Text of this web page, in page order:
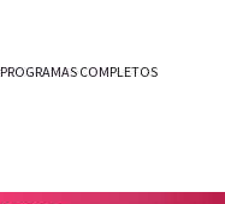
PROGRAMAS COMPLETOS